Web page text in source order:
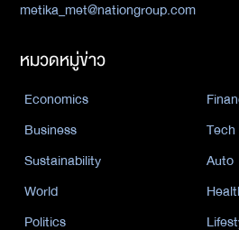
metika_met@nationgroup.com
หมวดหมู่ข่าว
Economics
Business
Tech
Sustainability
Auto
World
Politics